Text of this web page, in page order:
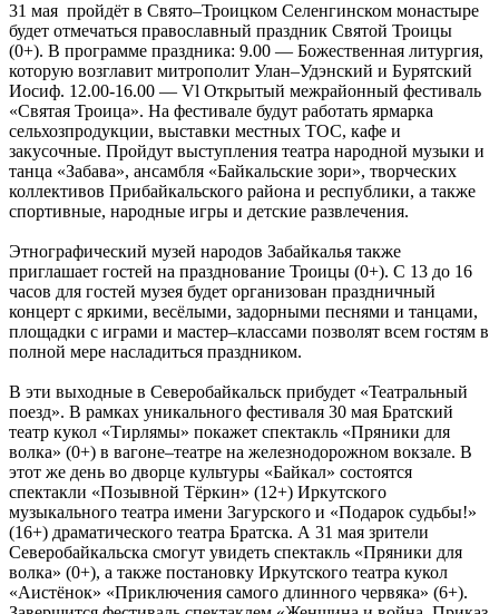
31 мая пройдёт в Свято–Троицком Селенгинском монастыре
будет отмечаться православный праздник Святой Троицы
(0+). В программе праздника: 9.00 — Божественная литургия,
которую возглавит митрополит Улан–Удэнский и Бурятский
Иосиф. 12.00-16.00 — Vl Открытый межрайонный фестиваль
«Святая Троица». На фестивале будут работать ярмарка
сельхозпродукции, выставки местных ТОС, кафе и
закусочные. Пройдут выступления театра народной музыки и
танца «Забава», ансамбля «Байкальские зори», творческих
коллективов​ Прибайкальского района и республики, а также
спортивные, народные игры и детские развлечения.
Этнографический музей народов Забайкалья также
приглашает гостей на празднование Троицы (0+). С 13 до 16
часов для гостей музея будет организован праздничный
концерт с яркими, весёлыми, задорными песнями и танцами,
площадки с играми и мастер–классами позволят всем гостям в
полной мере насладиться праздником.
В эти выходные в Северобайкальск прибудет «Театральный
поезд». В рамках уникального фестиваля 30 мая Братский
театр кукол «Тирлямы» покажет спектакль «Пряники для
волка» (0+) в вагоне–театре на железнодорожном вокзале. В
этот же день во дворце культуры «Байкал» состоятся
спектакли «Позывной Тёркин» (12+) Иркутского
музыкального театра имени Загурского и «Подарок судьбы!»
(16+) драматического театра Братска. А 31 мая зрители
Северобайкальска смогут увидеть спектакль «Пряники для
волка» (0+), а также постановку Иркутского театра кукол
«Аистёнок» «Приключения самого длинного червяка» (6+).